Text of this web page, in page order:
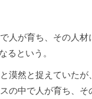
人が育ち、その人
るという。
漠然と捉えていた
の中で人が育ち、